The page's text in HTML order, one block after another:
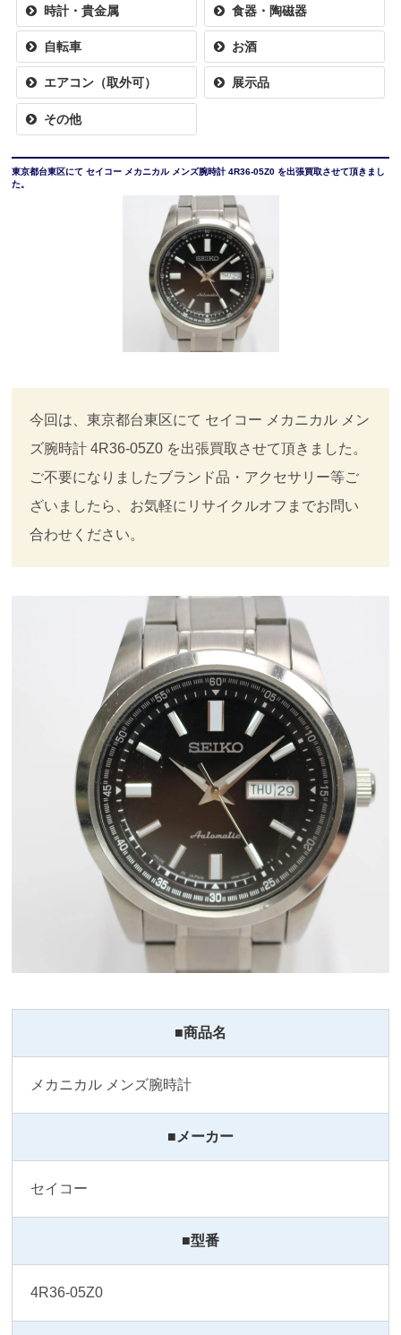
時計・貴金属 食器・陶磁器
自転車 お酒
エアコン（取外可） 展示品
その他
東京都台東区にて セイコー メカニカル メンズ腕時計 4R36-05Z0 を出張買取させて頂きまし
た。
今回は、東京都台東区にて セイコー メカニカル メン
ズ腕時計 4R36-05Z0 を出張買取させて頂きました。
ご不要になりましたブランド品・アクセサリー等ご
ざいましたら、お気軽にリサイクルオフまでお問い
合わせください。
■商品名
メカニカル メンズ腕時計
■メーカー
セイコー
■型番
4R36-05Z0